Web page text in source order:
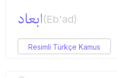
ابعاد(Eb'ad)
Resimli Türkçe Kamus